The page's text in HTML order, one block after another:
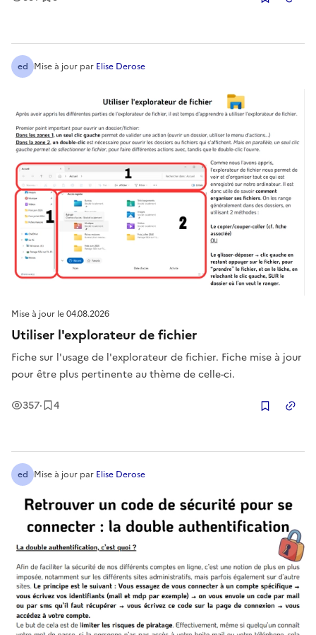
Mise à jour le04.08.2026
Utiliser l'explorateur de fichier
Fiche sur l'usage de l'explorateur de fichier. Fiche mise à jour
pour être plus pertinente au thème de celle-ci.
357Vues
· 4Enregistrement
ed Mise à jour par Elise Derose
ed Mise à jour par Elise Derose